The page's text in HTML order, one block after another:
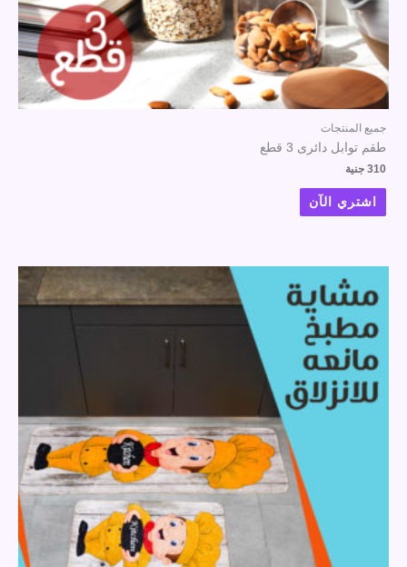
جميع المنتجات
طقم توابل دائرى 3 قطع
310 جنية
اشتري الآن